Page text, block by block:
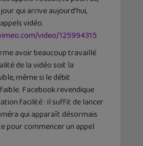
qui arrive aujourd’hui,
vidéo.
video/125994315
avoir beaucoup travaillé
de la vidéo soit la
même si le débit
Facebook revendique
facilité : il suffit de lancer
qui apparaît désormais
pour commencer un appel